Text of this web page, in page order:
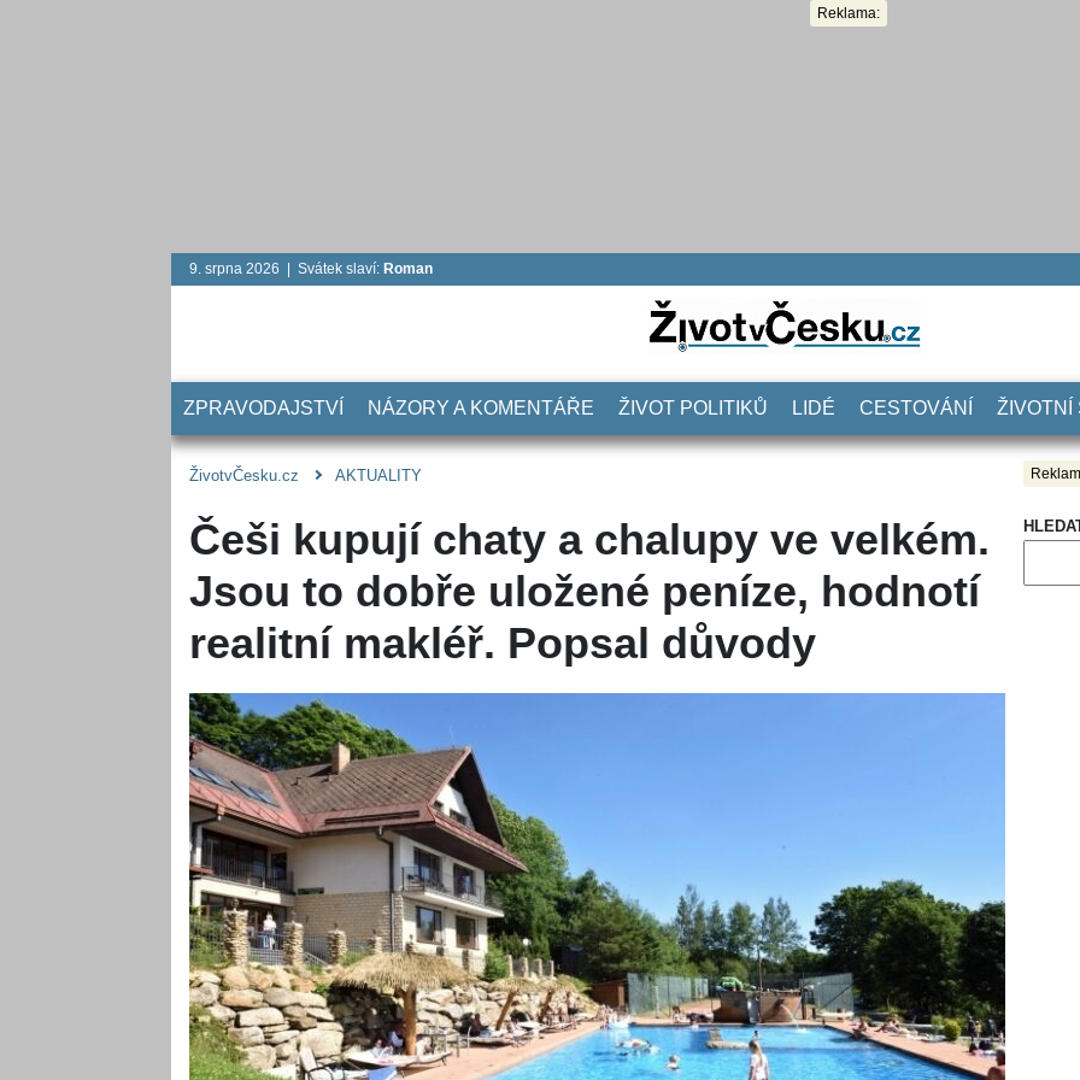
Reklama:
9. srpna 2026 | Svátek slaví: Roman
ZPRAVODAJSTVÍ NÁZORY A KOMENTÁŘE ŽIVOT POLITIKŮ LIDÉ CESTOVÁNÍ ŽIVOTNÍ
ŽivotvČesku.cz AKTUALITY
Češi kupují chaty a chalupy ve velkém.
Jsou to dobře uložené peníze, hodnotí
realitní makléř. Popsal důvody